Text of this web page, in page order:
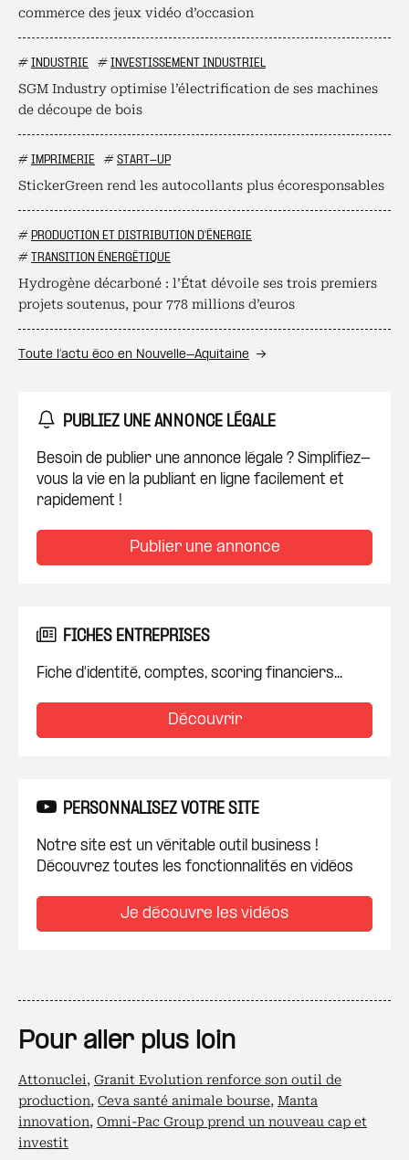
commerce des jeux vidéo d’occasion
# INDUSTRIE # INVESTISSEMENT INDUSTRIEL
SGM Industry optimise l’électrification de ses machines
de découpe de bois
# IMPRIMERIE # START-UP
StickerGreen rend les autocollants plus écoresponsables
# PRODUCTION ET DISTRIBUTION D'ÉNERGIE
# TRANSITION ÉNERGÉTIQUE
Hydrogène décarboné : l’État dévoile ses trois premiers
projets soutenus, pour 778 millions d’euros
Toute l’actu éco en Nouvelle-Aquitaine
PUBLIEZ UNE ANNONCE LÉGALE
Besoin de publier une annonce légale ? Simplifiez-
vous la vie en la publiant en ligne facilement et
rapidement !
Publier une annonce
FICHES ENTREPRISES
Fiche d'identité, comptes, scoring financiers...
Découvrir
PERSONNALISEZ VOTRE SITE
Notre site est un véritable outil business !
Découvrez toutes les fonctionnalités en vidéos
Je découvre les vidéos
Pour aller plus loin
Attonuclei, Granit Evolution renforce son outil de
production, Ceva santé animale bourse, Manta
innovation, Omni-Pac Group prend un nouveau cap et
investit